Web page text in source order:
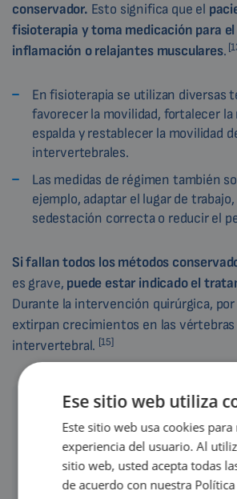
conservador. Esto significa que el
fisioterapia y toma medicación para el
inflamación o relajantes musculares.
En fisioterapia se utilizan diversas
favorecer la movilidad, fortalecer la
espalda y restablecer la movilidad
intervertebrales.
Las medidas de régimen también
ejemplo, adaptar el lugar de
sedestación correcta o reducir el
Si fallan todos los métodos
es grave, puede estar indicado el
Durante la intervención quirúrgica, por
extirpan crecimientos en las vértebras
intervertebral. [15]
Atención
El tratamiento de la artrosis de la
Ese sitio web utiliza
Este sitio web usa cookies
experiencia del usuario. Al
sitio web, usted acepta todas
de acuerdo con nuestra